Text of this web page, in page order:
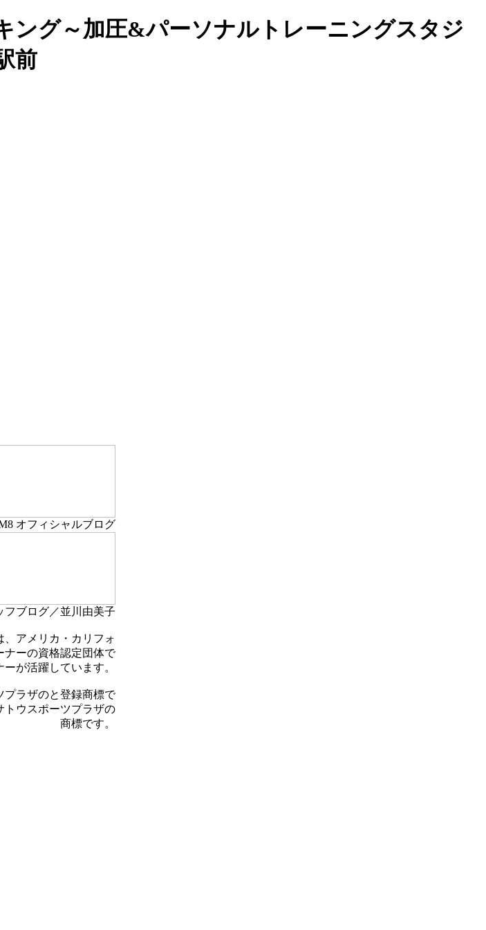
ング～加圧&パーソナルトレーニングスタジ
前
オフィシャルブログ
フブログ／並川由美子
アメリカ・カリフォ
ナーの資格認定団体で
が活躍しています。
ラザのと登録商標で
ウスポーツプラザの
商標です。